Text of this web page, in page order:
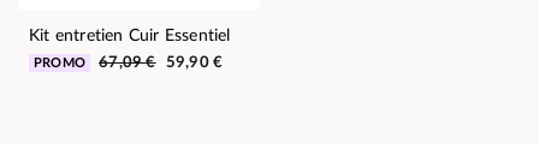
Kit entretien Cuir Essentiel
PROMO 67,09 € 59,90 €